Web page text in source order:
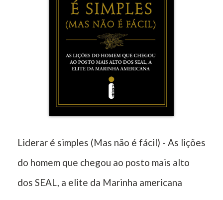
Liderar é simples (Mas não é fácil) - As lições
do homem que chegou ao posto mais alto
dos SEAL, a elite da Marinha americana